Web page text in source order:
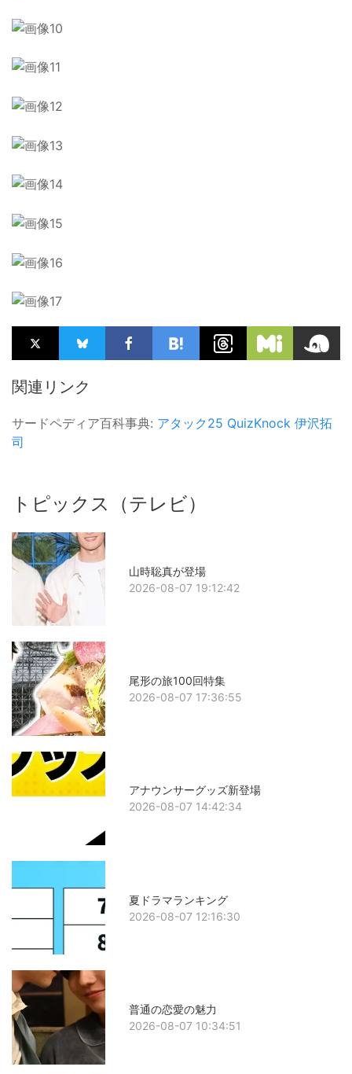
関連リンク
サードペディア百科事典: アタック25 QuizKnock 伊沢拓
司
トピックス（テレビ）
山時聡真が登場
2026-08-07 19:12:42
尾形の旅100回特集
2026-08-07 17:36:55
アナウンサーグッズ新登場
2026-08-07 14:42:34
夏ドラマランキング
2026-08-07 12:16:30
普通の恋愛の魅力
2026-08-07 10:34:51